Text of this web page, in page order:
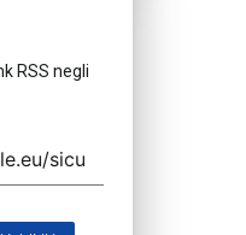
RSS negli